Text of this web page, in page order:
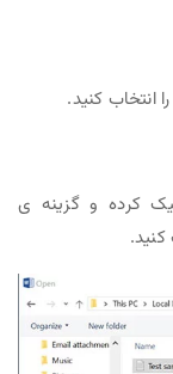
را انتخاب کنید.
کرده و گزینه ی
کنید.